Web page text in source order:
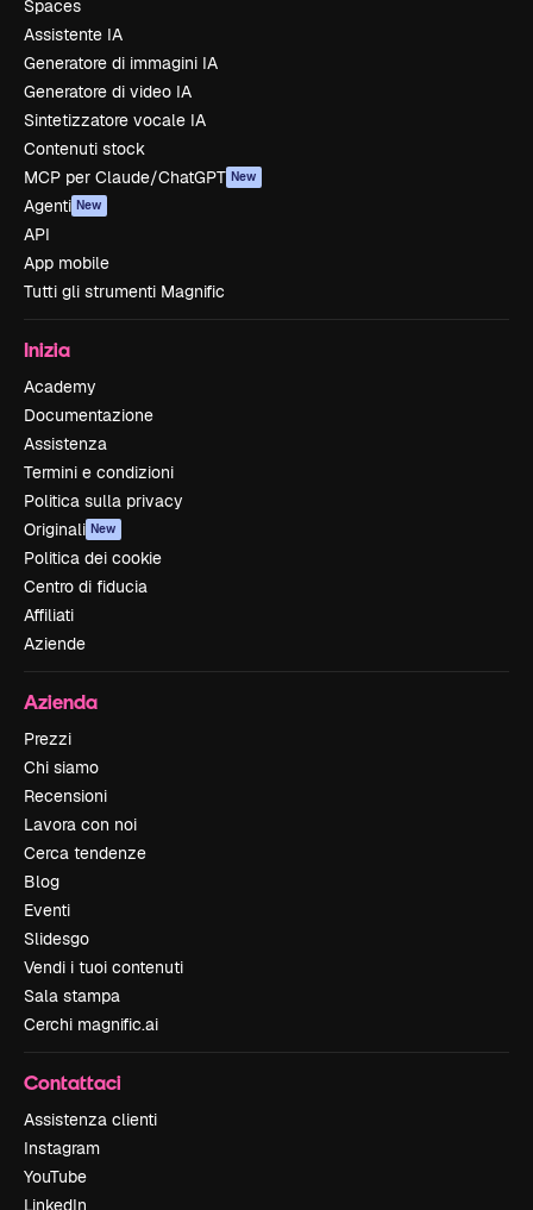
Spaces
Assistente IA
Generatore di immagini IA
Generatore di video IA
Sintetizzatore vocale IA
Contenuti stock
MCP per Claude/ChatGPT New
Agenti New
API
App mobile
Tutti gli strumenti Magnific
Inizia
Academy
Documentazione
Assistenza
Termini e condizioni
Politica sulla privacy
Originali New
Politica dei cookie
Centro di fiducia
Affiliati
Aziende
Azienda
Prezzi
Chi siamo
Recensioni
Lavora con noi
Cerca tendenze
Blog
Eventi
Slidesgo
Vendi i tuoi contenuti
Sala stampa
Cerchi magnific.ai
Contattaci
Assistenza clienti
Instagram
YouTube
LinkedIn